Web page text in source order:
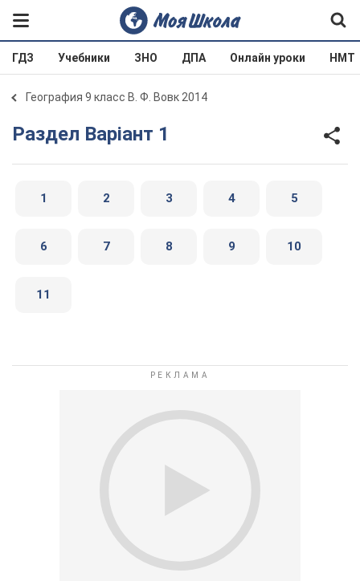
ГДЗ Учебники ЗНО ДПА Онлайн уроки НМТ
География 9 класс В. Ф. Вовк 2014
Раздел Варіант 1
1 2 3 4 5
6 7 8 9 10
11